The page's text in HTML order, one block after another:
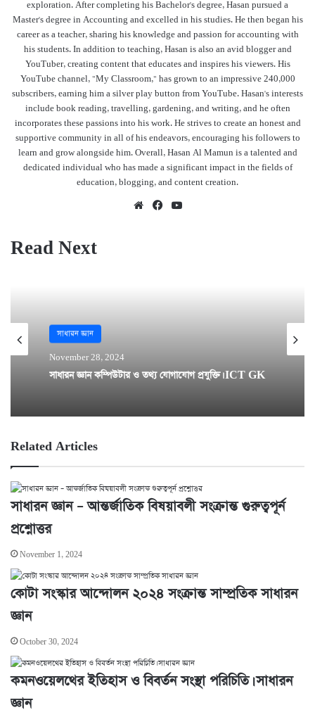
exploration. After completing his Bachelor's degree, Hasan pursued a
Master's degree in Accounting and excelled in his studies. He then began his
career as a teacher, sharing his knowledge and passion for accounting with
his students. In addition to teaching, Hasan is also an avid blogger and
YouTuber, creating content that educates and inspires his viewers. His
YouTube channel, "My Classroom," has grown to an impressive 240,000
subscribers, earning him a silver play button from YouTube. Hasan's interests
include book reading, travelling, gardening, and writing, and he often
incorporates these passions into his work. He strives to create an honest and
supportive community in all of his endeavors, encouraging his followers to
learn and grow alongside him. Overall, Hasan Al Mamun is a talented and
dedicated individual who has made a significant impact in the fields of
education, blogging, and content creation.
WebsiteFacebook
Read Next
সাধারন জ্ঞান
November 28, 2024
সাধারন জ্ঞান কম্পিউটার ও তথ্য যোগাযোগ প্রযুক্তি। ICT GK
Related Articles
সাধারন জ্ঞান – আন্তর্জাতিক বিষয়াবলী সংক্রান্ত গুরুত্বপূর্ন
প্রশ্নোত্তর
November 1, 2024
কোটা সংস্কার আন্দোলন ২০২৪ সংক্রান্ত সাম্প্রতিক সাধারন
জ্ঞান
October 30, 2024
কমনওয়েলথের ইতিহাস ও বিবর্তন সংস্থা পরিচিতি। সাধারন
জ্ঞান